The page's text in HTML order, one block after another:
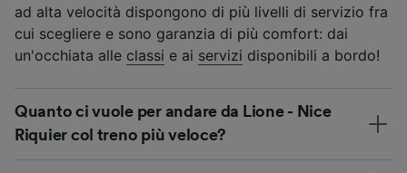
ad alta velocità dispongono di più livelli di servizio fra
cui scegliere e sono garanzia di più comfort: dai
un'occhiata alle classi e ai servizi disponibili a bordo!
Quanto ci vuole per andare da Lione - Nice
Riquier col treno più veloce?